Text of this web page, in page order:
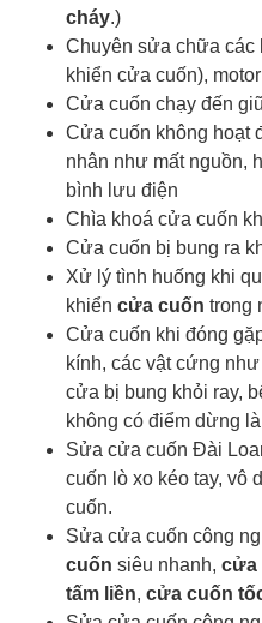
cháy.)
Chuyên sửa chữa các
khiển cửa cuốn),
Cửa cuốn chạy đến
Cửa cuốn không hoạt
nhân như mất nguồn,
bình lưu điện
Chìa khoá cửa cuốn
Cửa cuốn bị bung ra
Xử lý tình huống khi
khiển cửa cuốn trong
Cửa cuốn khi đóng
kính, các vật cứng
cửa bị bung khỏi ray,
không có điểm dừng
Sửa cửa cuốn Đài
cuốn lò xo kéo tay, vô
cuốn.
Sửa cửa cuốn công
cuốn siêu nhanh, cửa
tấm liền, cửa cuốn